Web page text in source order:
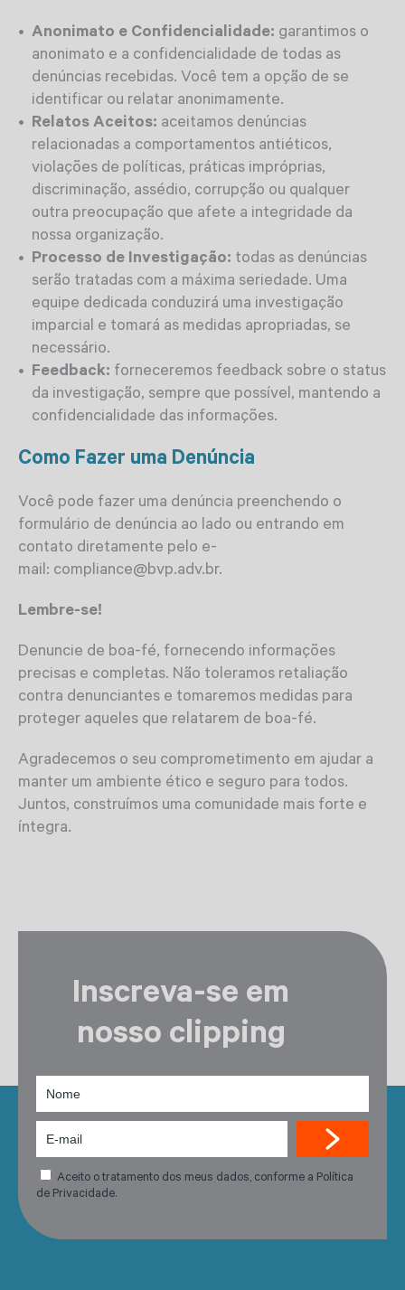
Anonimato e Confidencialidade: garantimos o
anonimato e a confidencialidade de todas as
denúncias recebidas. Você tem a opção de se
identificar ou relatar anonimamente.
Relatos Aceitos: aceitamos denúncias
relacionadas a comportamentos antiéticos,
violações de políticas, práticas impróprias,
discriminação, assédio, corrupção ou qualquer
outra preocupação que afete a integridade da
nossa organização.
Processo de Investigação: todas as denúncias
serão tratadas com a máxima seriedade. Uma
equipe dedicada conduzirá uma investigação
imparcial e tomará as medidas apropriadas, se
necessário.
Feedback: forneceremos feedback sobre o status
da investigação, sempre que possível, mantendo a
confidencialidade das informações.
Como Fazer uma Denúncia
Você pode fazer uma denúncia preenchendo o
formulário de denúncia ao lado ou entrando em
contato diretamente pelo e-
mail: compliance@bvp.adv.br.
Lembre-se!
Denuncie de boa-fé, fornecendo informações
precisas e completas. Não toleramos retaliação
contra denunciantes e tomaremos medidas para
proteger aqueles que relatarem de boa-fé.
Agradecemos o seu comprometimento em ajudar a
manter um ambiente ético e seguro para todos.
Juntos, construímos uma comunidade mais forte e
íntegra.
Inscreva-se em
nosso clipping
Aceito o tratamento dos meus dados, conforme a Política
de Privacidade.